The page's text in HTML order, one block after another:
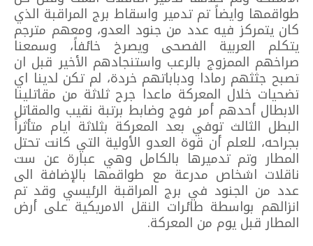
طواقمها وايضاً تم تدمير واسقاط برج المراقبة الذي
كان يتمركز فيه عدد من جنود العدو، ومعهم مترجم
يتكلم العربية الفصحى ويصرخ خائفاً، وسمعنا
صراخهم الممزوج بالرعب واستنجادهم الأخير قبل ان
تصبح جثثهم رمادا ودباباتهم خردة، لم تكن لدينا اي
تضحيات خلال المعركة ماعدا جرح ثلاثة من مقاتلينا
الابطال أحدهم أمر فوج وضابط برتبة نقيب والمقاتل
البطل الثالث توفي بعد المعركة بثلاثة ايام متأثراً
بجراحه، للعلم أن قوة العدو الأولية التي كانت تحتل
المطار وتم تدميرها بالكامل وهي عبارة عن ست
ناقلات اشخاص مدرعة مع طواقمها بالإضافة الى
عدد من الجنود في برج المراقبة الرئيسي وقد تم
انزالهم بواسطة طائرات النقل الامريكية على أرض
المطار قبل يوم من المعركة.